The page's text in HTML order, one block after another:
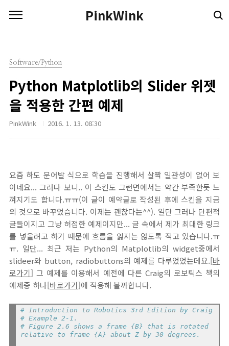
PinkWink
Software/Python
Python Matplotlib의 Slider 위젯
을 적용한 간편 예제
PinkWink 2016. 1. 13. 08:30
요즘 하도 문어발 식으로 학습을 진행해서 살짝 일관성이 없어 보
이네요... 그러다 보니.. 이 스킨도 그런면에서는 약간 부족한듯 느
껴지기도 합니다.ㅠㅠ(이 글이 예약글로 작성된 후에 스킨을 지금
의 것으로 바꾸었습니다. 이제는 괜찮다는^^). 일단 그러나 단편적
글들이지고 그냥 허접한 예제이지만... 글 속에서 제가 최대한 링크
를 넣을려고 하기 때문에 흐름을 잃지는 않도록 적고 있습니다.ㅠ
ㅠ. 일단... 최근 저는 Python의 Matplotlib의 widget중에서
slideer와 button, radiobuttons의 예제를 다루었었는데요.[바
로가기] 그 예제를 이용해서 예전에 다른 Craig의 로보틱스 책의
예제중 하나[바로가기]에 적용해 볼까합니다.
# Introduction to Robotics 3rd Edition by Craig
# Example 2-1.
# Figure 2.6 shows a frame {B} that is rotated
relative to frame {A} about Z by 30 degrees.